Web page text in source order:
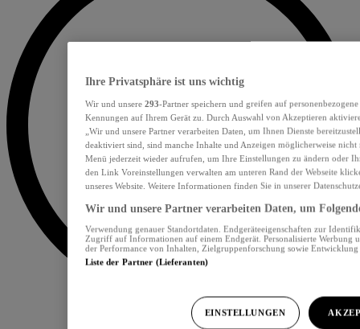
Ihre Privatsphäre ist uns wichtig
Wir und unsere 293-Partner speichern und greifen auf
Kennungen auf Ihrem Gerät zu. Durch Auswahl von Akzeptieren
„Wir und unsere Partner verarbeiten Daten, um Ihnen Dienste
deaktiviert sind, sind manche Inhalte und Anzeigen möglicherweise nicht
Menü jederzeit wieder aufrufen, um Ihre Einstellungen zu ändern oder
den Link Voreinstellungen verwalten am unteren Rand der Webseite
unseres Website. Weitere Informationen finden Sie in unserer
Wir und unsere Partner verarbeiten Daten, um
Verwendung genauer Standortdaten. Endgeräteeigenschaften zur
Zugriff auf Informationen auf einem Endgerät. Personalisierte Werbung
der Performance von Inhalten, Zielgruppenforschung sowie
Liste der Partner (Lieferanten)
EINSTELLUNGEN